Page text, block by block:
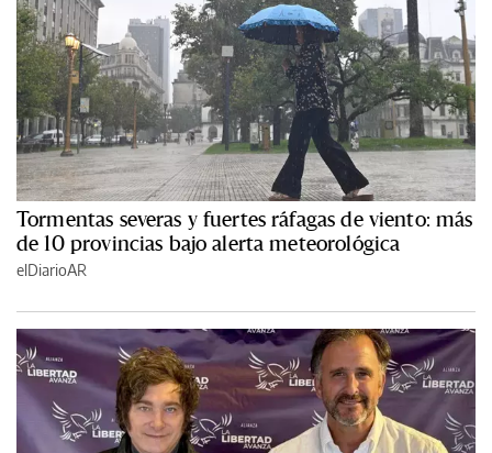
Tormentas severas y fuertes ráfagas de viento: más
de 10 provincias bajo alerta meteorológica
elDiarioAR